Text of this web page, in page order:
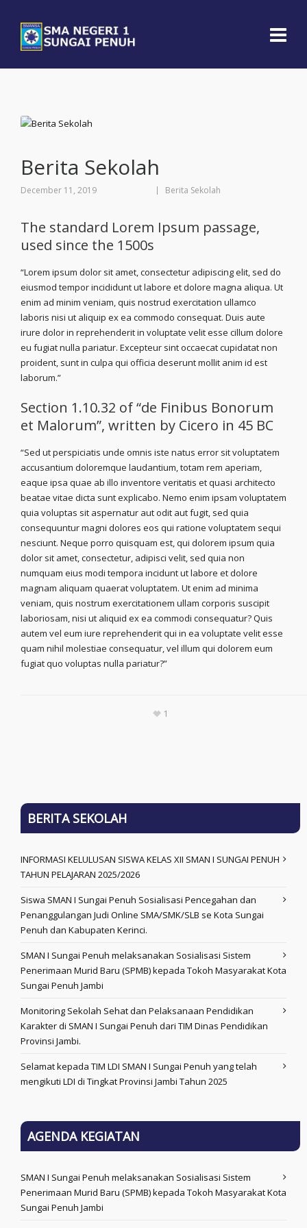
Berita Sekolah
December 11, 2019 Berita Sekolah
The standard Lorem Ipsum passage,
used since the 1500s
“Lorem ipsum dolor sit amet, consectetur adipiscing elit, sed do
eiusmod tempor incididunt ut labore et dolore magna aliqua. Ut
enim ad minim veniam, quis nostrud exercitation ullamco
laboris nisi ut aliquip ex ea commodo consequat. Duis aute
irure dolor in reprehenderit in voluptate velit esse cillum dolore
eu fugiat nulla pariatur. Excepteur sint occaecat cupidatat non
proident, sunt in culpa qui officia deserunt mollit anim id est
laborum.”
Section 1.10.32 of “de Finibus Bonorum
et Malorum”, written by Cicero in 45 BC
“Sed ut perspiciatis unde omnis iste natus error sit voluptatem
accusantium doloremque laudantium, totam rem aperiam,
eaque ipsa quae ab illo inventore veritatis et quasi architecto
beatae vitae dicta sunt explicabo. Nemo enim ipsam voluptatem
quia voluptas sit aspernatur aut odit aut fugit, sed quia
consequuntur magni dolores eos qui ratione voluptatem sequi
nesciunt. Neque porro quisquam est, qui dolorem ipsum quia
dolor sit amet, consectetur, adipisci velit, sed quia non
numquam eius modi tempora incidunt ut labore et dolore
magnam aliquam quaerat voluptatem. Ut enim ad minima
veniam, quis nostrum exercitationem ullam corporis suscipit
laboriosam, nisi ut aliquid ex ea commodi consequatur? Quis
autem vel eum iure reprehenderit qui in ea voluptate velit esse
quam nihil molestiae consequatur, vel illum qui dolorem eum
fugiat quo voluptas nulla pariatur?”
1
BERITA SEKOLAH
INFORMASI KELULUSAN SISWA KELAS XII SMAN I SUNGAI PENUH
TAHUN PELAJARAN 2025/2026
Siswa SMAN I Sungai Penuh Sosialisasi Pencegahan dan
Penanggulangan Judi Online SMA/SMK/SLB se Kota Sungai
Penuh dan Kabupaten Kerinci.
SMAN I Sungai Penuh melaksanakan Sosialisasi Sistem
Penerimaan Murid Baru (SPMB) kepada Tokoh Masyarakat Kota
Sungai Penuh Jambi
Monitoring Sekolah Sehat dan Pelaksanaan Pendidikan
Karakter di SMAN I Sungai Penuh dari TIM Dinas Pendidikan
Provinsi Jambi.
Selamat kepada TIM LDI SMAN I Sungai Penuh yang telah
mengikuti LDI di Tingkat Provinsi Jambi Tahun 2025
AGENDA KEGIATAN
SMAN I Sungai Penuh melaksanakan Sosialisasi Sistem
Penerimaan Murid Baru (SPMB) kepada Tokoh Masyarakat Kota
Sungai Penuh Jambi